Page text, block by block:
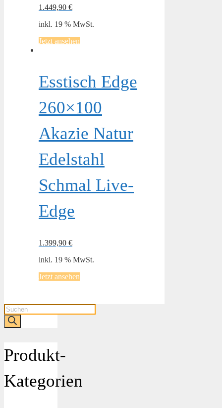
1.449,90 €
inkl. 19 % MwSt.
Jetzt ansehen
Esstisch Edge
260×100
Akazie Natur
Edelstahl
Schmal Live-
Edge
1.399,90 €
inkl. 19 % MwSt.
Jetzt ansehen
Products
search
Produkt-
Kategorien